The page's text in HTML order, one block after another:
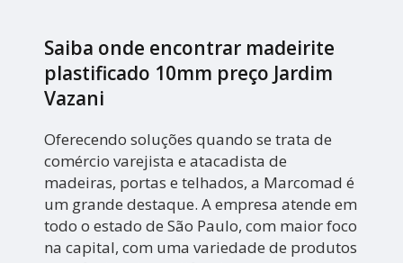
Saiba onde encontrar madeirite
plastificado 10mm preço Jardim
Vazani
Oferecendo soluções quando se trata de
comércio varejista e atacadista de
madeiras, portas e telhados, a Marcomad é
um grande destaque. A empresa atende em
todo o estado de São Paulo, com maior foco
na capital, com uma variedade de produtos